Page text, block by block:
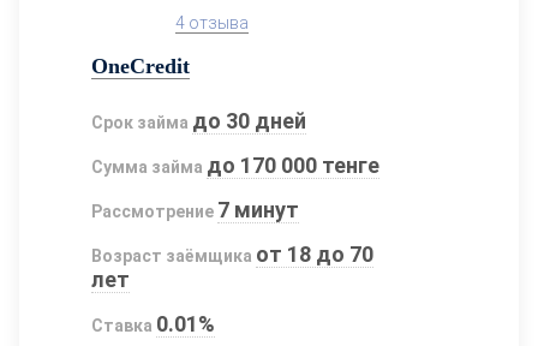
4 отзыва
OneCredit
Срок займа до 30 дней
Сумма займа до 170 000 тенге
Рассмотрение 7 минут
Возраст заёмщика от 18 до 70
лет
Ставка 0.01%